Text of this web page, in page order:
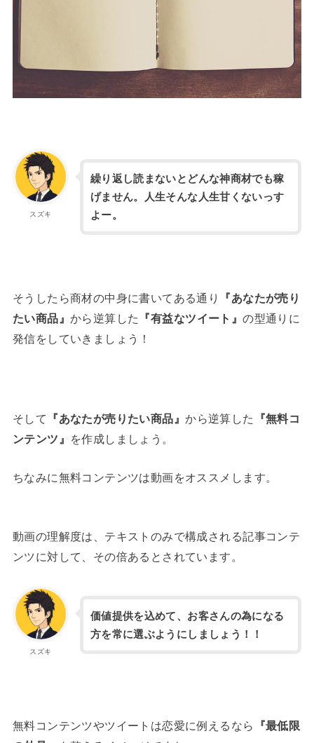
スズキ
繰り返し読まないとどんな神商材でも稼
げません。人生そんな人生甘くないっす
よー。
そうしたら商材の中身に書いてある通り
『あなたが売り
たい商品』 から逆算した 『有益なツイート』の型通りに
発信をしていきましょう！
そして 『あなたが売りたい商品』から逆算した
『無料コ
ンテンツ』 を作成しましょう。
ちなみに無料コンテンツは動画をオススメします。
動画の理解度は、テキストのみで構成される記事コンテ
ンツに対して、その倍あるとされています。
スズキ
価値提供を込めて、お客さんの為になる
方を常に選ぶようにしましょう！！
無料コンテンツやツイートは恋愛に例えるなら
『最低限